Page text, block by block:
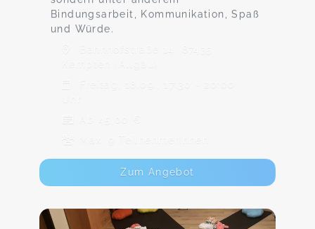
Bindungsarbeit, Kommunikation, Spaß
und Würde.
Bahnhofstraße 14, 87435
Kempten (Allgäu)
Freitag, 18.09., 17:30 - 20:00
Ab 45,00 €
Max. 9 TeilnehmerInnen
Zum Angebot